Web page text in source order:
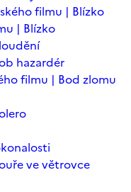
filmu | Blízko
| Blízko
hazardér
filmu | Bod zlomu
ve větrovce